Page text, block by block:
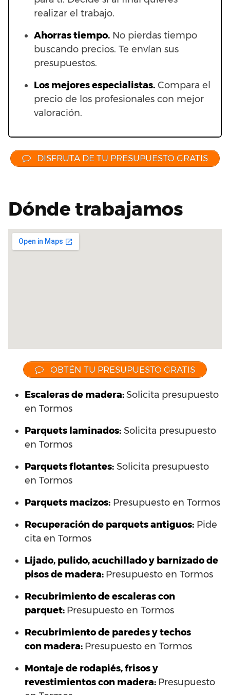
realizar el trabajo.
Ahorras tiempo. No pierdas tiempo
buscando precios. Te envían sus
presupuestos.
Los mejores especialistas. Compara el
precio de los profesionales con mejor
valoración.
DISFRUTA DE TU PRESUPUESTO GRATIS
Dónde trabajamos
OBTÉN TU PRESUPUESTO GRATIS
Escaleras de madera:Solicita presupuesto
en Tormos
Parquets laminados: Solicita presupuesto
en Tormos
Parquets flotantes: Solicita presupuesto
en Tormos
Parquets macizos: Presupuesto en Tormos
Recuperación de parquets antiguos: Pide
cita en Tormos
Lijado, pulido, acuchillado y barnizado de
pisos de madera: Presupuesto en Tormos
Recubrimiento de escaleras con
parquet: Presupuesto en Tormos
Recubrimiento de paredes y techos
con madera: Presupuesto en Tormos
Montaje de rodapiés, frisos y
revestimientos con madera: Presupuesto